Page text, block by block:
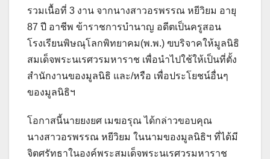
รวมเนื้อที่ 3 งาน จากนางสาวอรพรรณ หยีวิยม อายุ
87 ปี อาชีพ ข้าราชการบำนาญ อดีตเป็นครูสอน
โรงเรียนพิษณุโลกพิทยาคม(พ.พ.) ฃบริจาคให้มูลนิธิ
สมเด็จพระนเรศวรมหาราช เพื่อนำไปใช้ให้เป็นที่ตั้ง
สำนักงานของมูลนิธิ และ/หรือ เพื่อประโยชน์อื่นๆ
ของมูลนิธิฯ
โอกาสนี้นายยงยศ เมฆอรุณ ได้กล่าวขอบคุณ
นางสาวอรพรรณ หยีวิยม ในนามของมูลนิธิฯ ที่ได้มี
จิตศรัทธาในองค์พระสมเด็จพระนเรศวรมหาราช